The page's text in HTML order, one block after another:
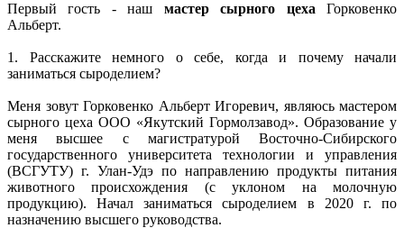
Первый гость - наш мастер сырного цеха Горковенко
Альберт.
1. Расскажите немного о себе, когда и почему начали
заниматься сыроделием?
Меня зовут Горковенко Альберт Игоревич, являюсь мастером
сырного цеха ООО «Якутский Гормолзавод». Образование у
меня высшее с магистратурой Восточно-Сибирского
государственного университета технологии и управления
(ВСГУТУ) г. Улан-Удэ по направлению продукты питания
животного происхождения (с уклоном на молочную
продукцию). Начал заниматься сыроделием в 2020 г. по
назначению высшего руководства.